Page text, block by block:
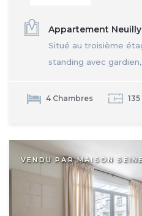
Appartement
Situé au troisième
standing avec
4 Chambres
VENDU PAR MAISON SEINE